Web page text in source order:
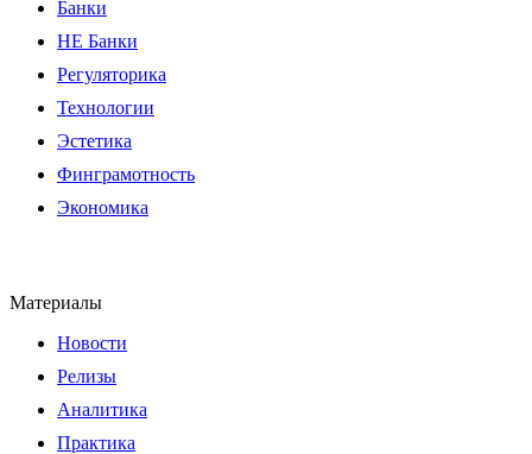
Банки
НЕ Банки
Регуляторика
Технологии
Эстетика
Финграмотность
Экономика
Материалы
Новости
Релизы
Аналитика
Практика